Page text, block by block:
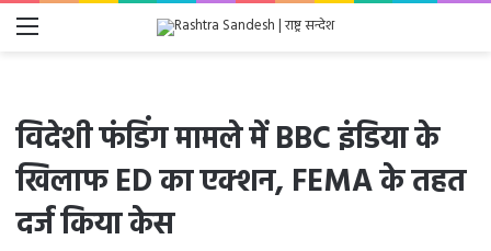
Menu
विदेशी फंडिंग मामले में BBC इंडिया के
खिलाफ ED का एक्शन, FEMA के तहत
दर्ज किया केस